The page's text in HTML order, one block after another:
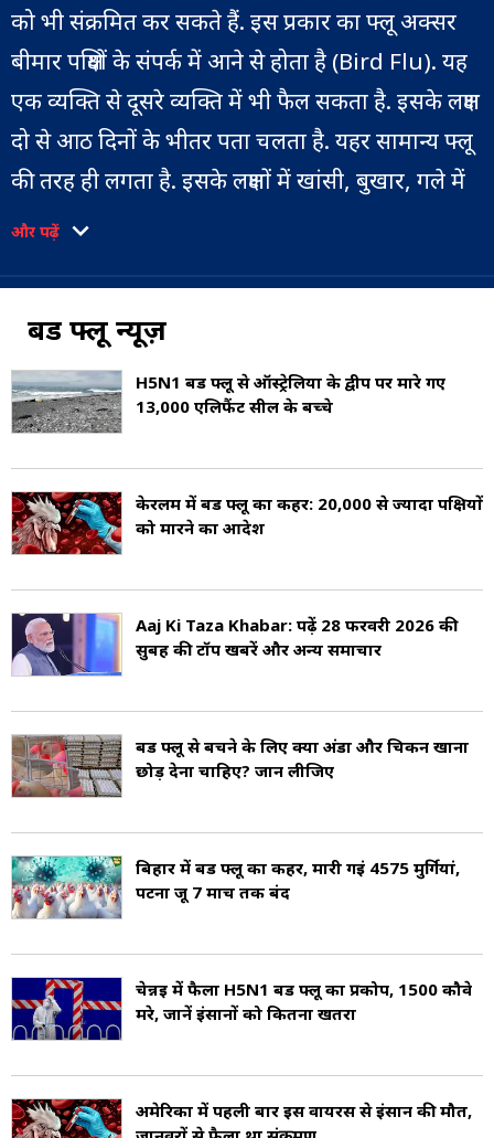
को भी संक्रमित कर सकते हैं. इस प्रकार का फ्लू अक्सर
बीमार पक्षियों के संपर्क में आने से होता है (Bird Flu). यह
एक व्यक्ति से दूसरे व्यक्ति में भी फैल सकता है. इसके लक्षण
दो से आठ दिनों के भीतर पता चलता है. यहर सामान्य फ्लू
की तरह ही लगता है. इसके लक्षणों में खांसी, बुखार, गले में
खराश, मांसपेशियों में दर्द, सिरदर्द और सांस लेने में
इस वायरस के कारण पेट की समस्याओं, सांस लेने की
में उच्च मृत्यु दर का कारण बन सकती है. इसके ट्रिटमेंट के
दौरान कुछ एंटीवायरल दवाएं यदि लक्षणों के दो दिनों के
जून 2024 में विश्व स्वास्थ्य संगठन (WHO) ने पुष्टि की है
कि भारत के पश्चिम बंगाल में एक चार वर्षीय बच्चे को
H9N2 बर्ड फ्लू वायरस से संक्रमित हो गया. उस बच्चे
को फरवरी 2024 में गंभीर सांस समस्याओं, तेज बुखार
स्थानीय अस्पताल की भर्ती कराया गया था. उपचार करने
के बाद बच्चे को तीन महीने बाद छुट्टी दे दी गई (Bird Flu
और पढ़ें
बर्ड फ्लू न्यूज़
H5N1 बर्ड फ्लू से ऑस्ट्रेलिया के द्वीप पर मारे गए
13,000 एलिफैंट सील के बच्चे
केरलम में बर्ड फ्लू का कहर: 20,000 से ज्यादा पक्षियों
को मारने का आदेश
Aaj Ki Taza Khabar: पढ़ें 28 फरवरी 2026 की
सुबह की टॉप खबरें और अन्य समाचार
बर्ड फ्लू से बचने के लिए क्या अंडा और चिकन खाना
छोड़ देना चाहिए? जान लीजिए
बिहार में बर्ड फ्लू का कहर, मारी गईं 4575 मुर्गियां,
पटना जू 7 मार्च तक बंद
चेन्नई में फैला H5N1 बर्ड फ्लू का प्रकोप, 1500 कौवे
मरे, जानें इंसानों को कितना खतरा
अमेरिका में पहली बार इस वायरस से इंसान की मौत,